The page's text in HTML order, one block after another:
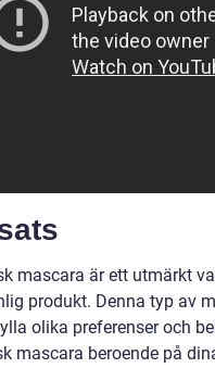
mascara är ett utmärkt
produkt. Denna typ av
olika preferenser och
mascara beroende på